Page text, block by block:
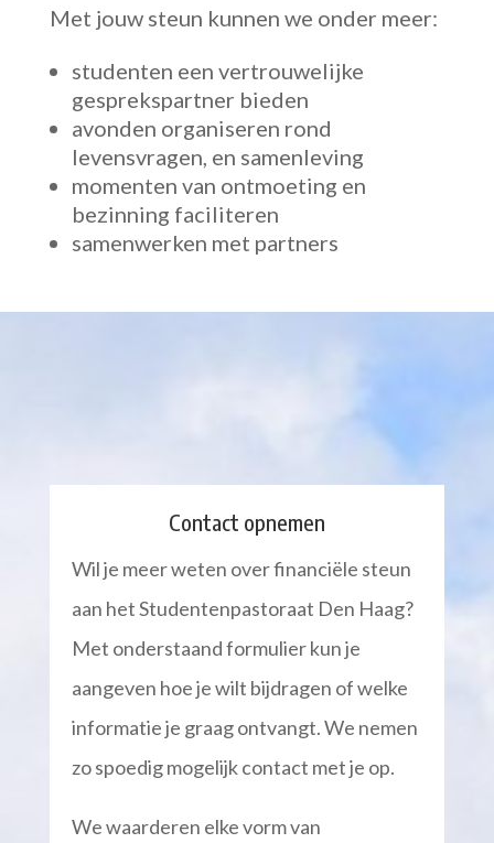
Met jouw steun kunnen we onder meer:
studenten een vertrouwelijke
gesprekspartner bieden
avonden organiseren rond
levensvragen, en samenleving
momenten van ontmoeting en
bezinning faciliteren
samenwerken met partners
Contact opnemen
Wil je meer weten over financiële steun
aan het Studentenpastoraat Den Haag?
Met onderstaand formulier kun je
aangeven hoe je wilt bijdragen of welke
informatie je graag ontvangt. We nemen
zo spoedig mogelijk contact met je op.
We waarderen elke vorm van